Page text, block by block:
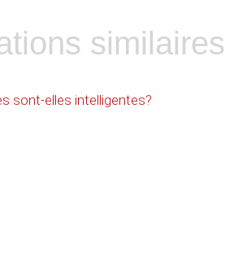
similaires